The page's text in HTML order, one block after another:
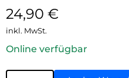
24,90 €
inkl. MwSt.
Online verfügbar